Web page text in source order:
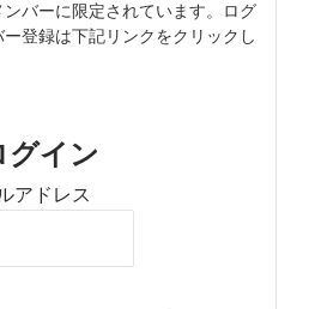
バーに限定されています。ログ
登録は下記リンクをクリックし
グイン
アドレス